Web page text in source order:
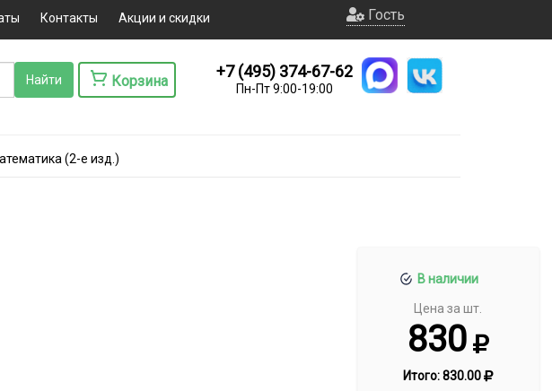
Контакты Акции и скидки Гость
Корзина
+7 (495) 374-67-62
Пн-Пт 9:00-19:00
(2-е изд.)
В наличии
Цена за шт.
830
Итого:830.00